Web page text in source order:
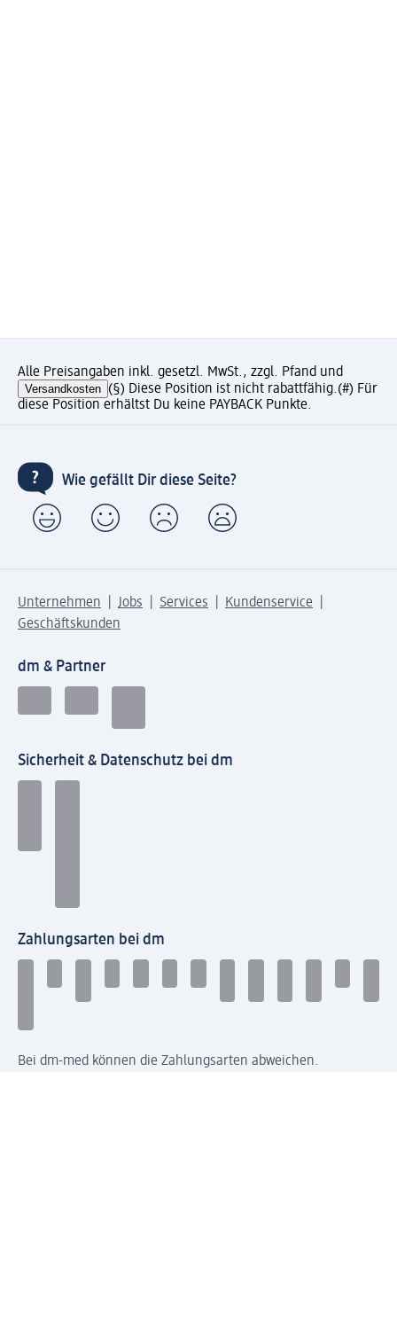
Alle Preisangaben inkl. gesetzl. MwSt., zzgl. Pfand und
Versandkosten (§) Diese Position ist nicht rabattfähig.(#) Für
diese Position erhältst Du keine PAYBACK Punkte.
Wie gefällt Dir diese Seite?
Unternehmen Jobs Services
Kundenservice
Geschäftskunden
dm & Partner
Sicherheit & Datenschutz bei dm
Zahlungsarten bei dm
Bei dm-med können die Zahlungsarten abweichen.